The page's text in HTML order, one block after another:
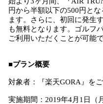
円から半額以下の500円と
ます。さらに、初回に発生
も無料となります。ゴルフ
ご利用いただくことが可能で
■プラン概要
対象者：『楽天GORA』を
実施期間：2019年4月1日（